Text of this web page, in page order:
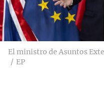
El ministro de Asuntos
EP